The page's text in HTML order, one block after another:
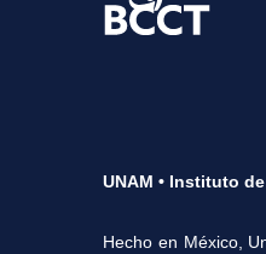
UNAM • Instituto
Hecho en México,